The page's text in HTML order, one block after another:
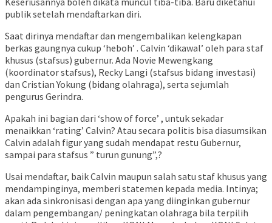
publik setelah mendaftarkan diri.
Saat dirinya mendaftar dan mengembalikan kelengkapan
berkas gaungnya cukup ‘heboh’ . Calvin ‘dikawal’ oleh para staf
khusus (stafsus) gubernur. Ada Novie Mewengkang
(koordinator stafsus), Recky Langi (stafsus bidang investasi)
dan Cristian Yokung (bidang olahraga), serta sejumlah
pengurus Gerindra.
Apakah ini bagian dari ‘show of force’ , untuk sekadar
menaikkan ‘rating’ Calvin? Atau secara politis bisa diasumsikan
Calvin adalah figur yang sudah mendapat restu Gubernur,
sampai para stafsus ” turun gunung”,?
Usai mendaftar, baik Calvin maupun salah satu staf khusus yang
mendampinginya, memberi statemen kepada media. Intinya;
akan ada sinkronisasi dengan apa yang diinginkan gubernur
dalam pengembangan/ peningkatan olahraga bila terpilih